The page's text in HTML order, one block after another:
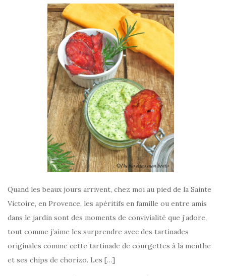
Quand les beaux jours arrivent, chez moi au pied de la Sainte
Victoire, en Provence, les apéritifs en famille ou entre amis
dans le jardin sont des moments de convivialité que j’adore,
tout comme j’aime les surprendre avec des tartinades
originales comme cette tartinade de courgettes à la menthe
et ses chips de chorizo. Les […]